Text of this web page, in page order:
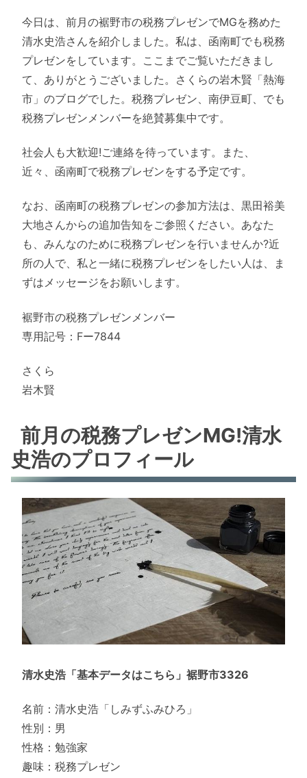
今日は、前月の裾野市の税務プレゼンでMGを務めた
清水史浩さんを紹介しました。私は、函南町でも税務
プレゼンをしています。ここまでご覧いただきまし
て、ありがとうございました。さくらの岩木賢「熱海
市」のブログでした。税務プレゼン、南伊豆町、でも
税務プレゼンメンバーを絶賛募集中です。
社会人も大歓迎!ご連絡を待っています。また、
近々、函南町で税務プレゼンをする予定です。
なお、函南町の税務プレゼンの参加方法は、黒田裕美
大地さんからの追加告知をご参照ください。あなた
も、みんなのために税務プレゼンを行いませんか?近
所の人で、私と一緒に税務プレゼンをしたい人は、ま
ずはメッセージをお願いします。
裾野市の税務プレゼンメンバー
専用記号：Fー7844
さくら
岩木賢
前月の税務プレゼンMG!清水
史浩のプロフィール
清水史浩「基本データはこちら」裾野市3326
名前：清水史浩「しみずふみひろ」
性別：男
性格：勉強家
趣味：税務プレゼン